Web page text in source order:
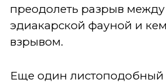
преодолеть разрыв между
эдиакарской фауной и
взрывом.
Еще один листоподобный